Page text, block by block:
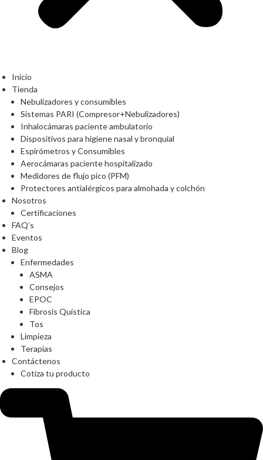
Inicio
Tienda
Nebulizadores y consumibles
Sistemas PARI (Compresor+Nebulizadores)
Inhalocámaras paciente ambulatorio
Dispositivos para higiene nasal y bronquial
Espirómetros y Consumibles
Aerocámaras paciente hospitalizado
Medidores de flujo pico (PFM)
Protectores antialérgicos para almohada y colchón
Nosotros
Certificaciones
FAQ’s
Eventos
Blog
Enfermedades
ASMA
Consejos
EPOC
Fibrosis Quística
Tos
Limpieza
Terapias
Contáctenos
Cotiza tu producto